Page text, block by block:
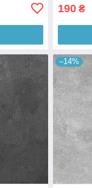
190 ₴
–14%